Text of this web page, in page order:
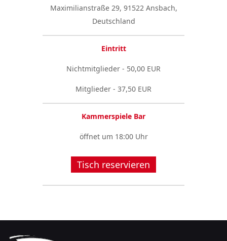
Maximilianstraße 29, 91522 Ansbach,
Deutschland
Eintritt
Nichtmitglieder - 50,00 EUR
Mitglieder - 37,50 EUR
Kammerspiele Bar
öffnet um 18:00 Uhr
Tisch reservieren